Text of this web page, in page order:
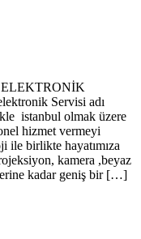
Servisi adı
istanbul olmak üzere
hizmet vermeyi
ile birlikte hayatımıza
kamera ,beyaz
kadar geniş bir […]